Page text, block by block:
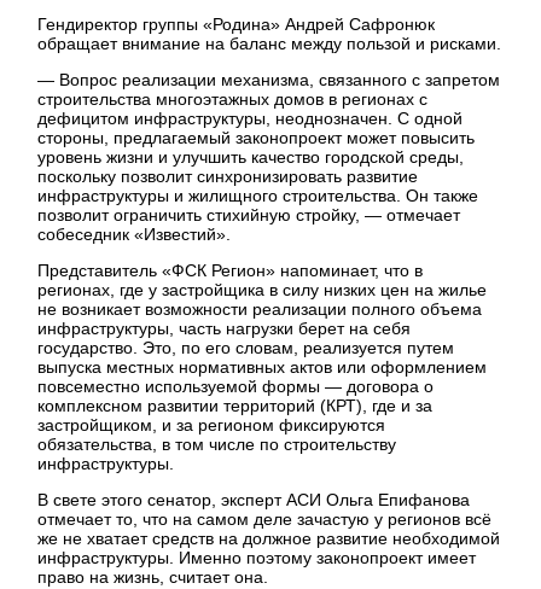
Гендиректор группы «Родина» Андрей Сафронюк
обращает внимание на баланс между пользой и рисками.
— Вопрос реализации механизма, связанного с запретом
строительства многоэтажных домов в регионах с
дефицитом инфраструктуры, неоднозначен. С одной
стороны, предлагаемый законопроект может повысить
уровень жизни и улучшить качество городской среды,
поскольку позволит синхронизировать развитие
инфраструктуры и жилищного строительства. Он также
позволит ограничить стихийную стройку, — отмечает
собеседник «Известий».
Представитель «ФСК Регион» напоминает, что в
регионах, где у застройщика в силу низких цен на жилье
не возникает возможности реализации полного объема
инфраструктуры, часть нагрузки берет на себя
государство. Это, по его словам, реализуется путем
выпуска местных нормативных актов или оформлением
повсеместно используемой формы — договора о
комплексном развитии территорий (КРТ), где и за
застройщиком, и за регионом фиксируются
обязательства, в том числе по строительству
инфраструктуры.
В свете этого сенатор, эксперт АСИ Ольга Епифанова
отмечает то, что на самом деле зачастую у регионов всё
же не хватает средств на должное развитие необходимой
инфраструктуры. Именно поэтому законопроект имеет
право на жизнь, считает она.